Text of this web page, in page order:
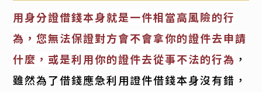
用身分證借錢本身就是一件相當高風險的行
為，您無法保證對方會不會拿你的證件去申請
什麼，或是利用你的證件去從事不法的行為 ，
雖然為了借錢應急利用證件借錢本身沒有錯，